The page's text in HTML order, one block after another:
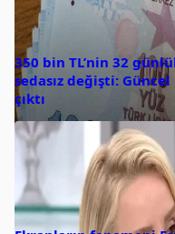
350 bin TL’nin 32
sedasız değişti:
çıktı